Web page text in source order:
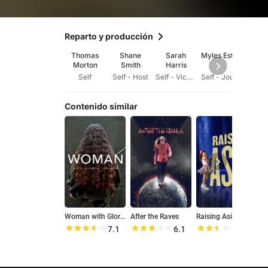
Reparto y producción
Thomas
Morton
Self
Shane
Smith
Self - Host
Sarah
Harris
Self - Vice News Correspondent
Myles Estey
Contenido similar
Woman with Gloria Steinem
7.1
After the Raves
6.1
Raising Asia